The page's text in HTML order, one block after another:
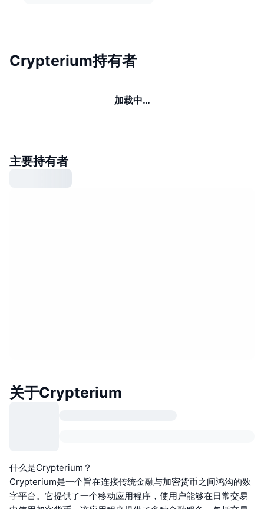
Crypterium持有者
加载中…
主要持有者
关于Crypterium
什么是Crypterium？
Crypterium是一个旨在连接传统金融与加密货币之间鸿沟的数
字平台。它提供了一个移动应用程序，使用户能够在日常交易